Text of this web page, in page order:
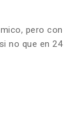
pero con
no que en 24